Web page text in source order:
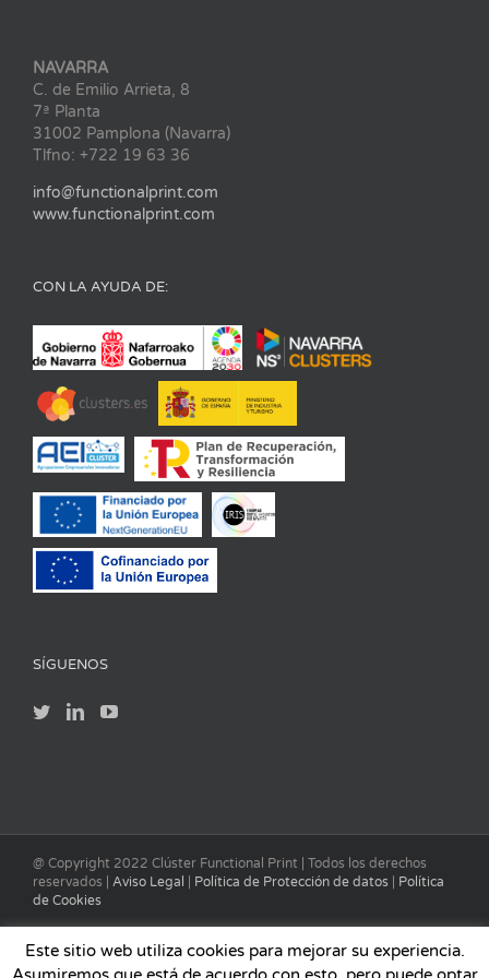
NAVARRA
C. de Emilio Arrieta, 8
7ª Planta
31002 Pamplona (Navarra)
Tlfno: +722 19 63 36
info@functionalprint.com
www.functionalprint.com
CON LA AYUDA DE:
SÍGUENOS
@ Copyright 2022 Clúster Functional Print | Todos los derechos
reservados | Aviso Legal Política de Protección de datos
Política
de Cookies
Este sitio web utiliza cookies para mejorar su experiencia.